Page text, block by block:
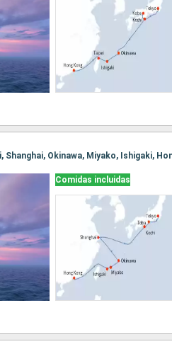
Shanghai, Okinawa, Miyako, Ishigaki,
Comidas incluidas